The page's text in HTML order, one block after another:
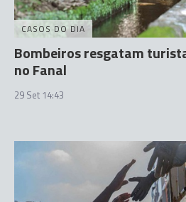
CASOS DO DIA
Bombeiros resgatam
no Fanal
29 Set 14:43